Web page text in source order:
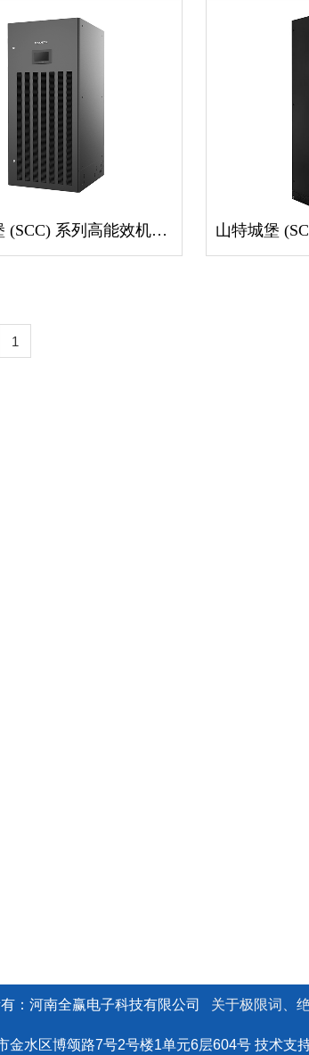
山特城堡 (SCC) 系列高能效机房专用空调(25-50kW)
1
：河南全赢电子科技有限公司 关于极限词、
金水区博颂路7号2号楼1单元6层604号 技术支持